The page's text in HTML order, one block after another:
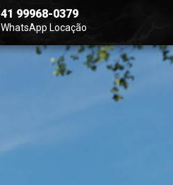
41 99968-0379
WhatsApp Locação